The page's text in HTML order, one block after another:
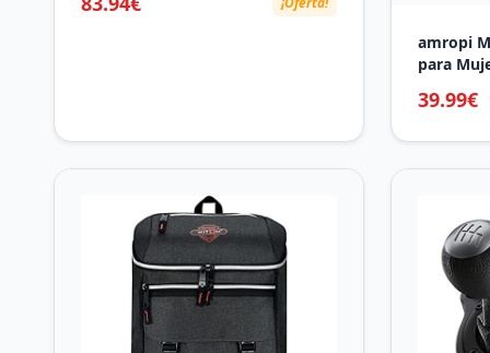
Memoria de Escritorio
amropi
para
Cinturón
39.99€